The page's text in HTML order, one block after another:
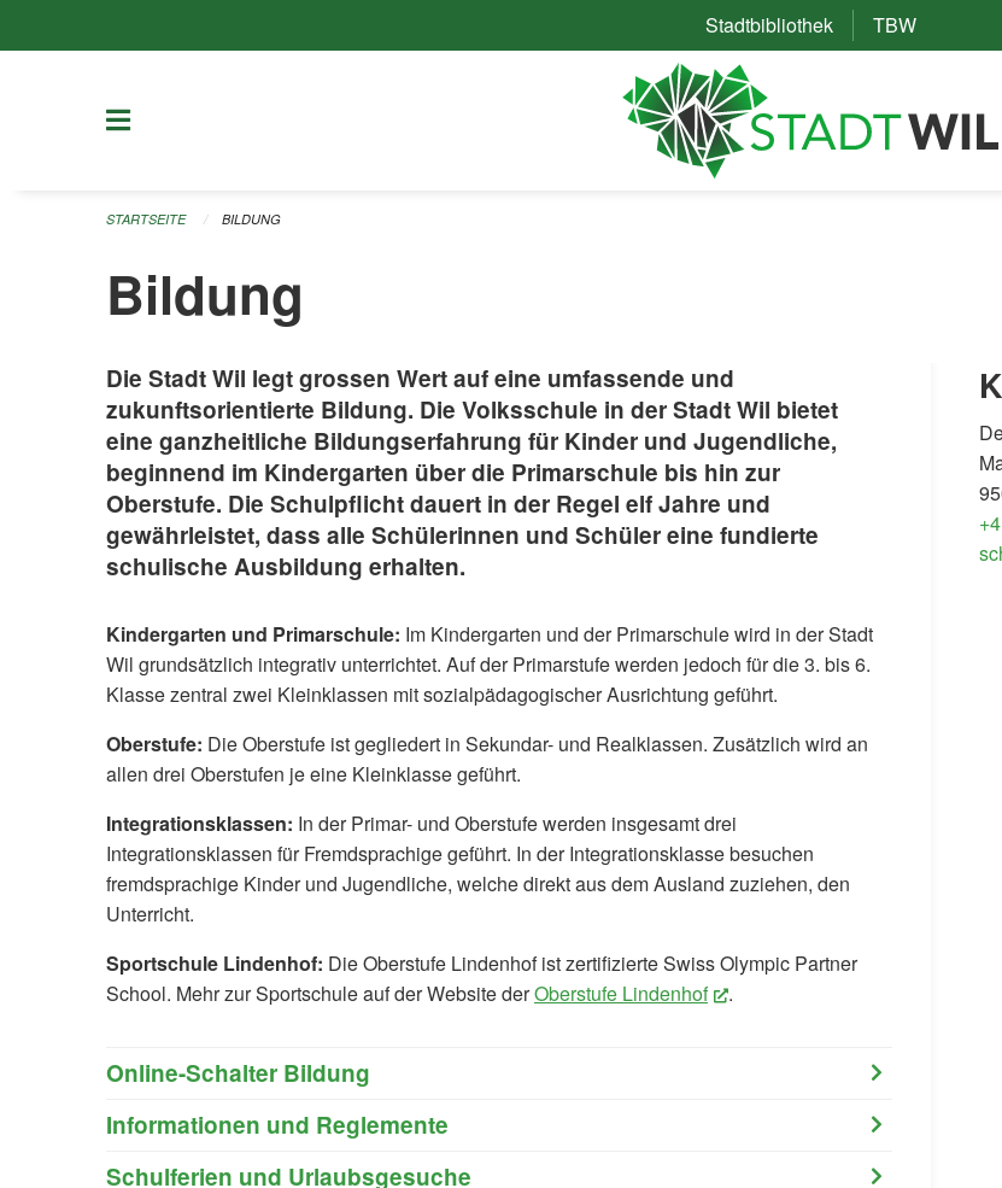
Stadtbibliothek(External Link)
TBW(External
STARTSEITE BILDUNG
Bildung
Die Stadt Wil legt grossen Wert auf eine umfassende und
zukunftsorientierte Bildung. Die Volksschule in der Stadt Wil bietet
eine ganzheitliche Bildungserfahrung für Kinder und Jugendliche,
beginnend im Kindergarten über die Primarschule bis hin zur
Oberstufe. Die Schulpflicht dauert in der Regel elf Jahre und
gewährleistet, dass alle Schülerinnen und Schüler eine fundierte
schulische Ausbildung erhalten.
Kindergarten und Primarschule: Im Kindergarten und der Primarschule wird in der Stadt
Wil grundsätzlich integrativ unterrichtet. Auf der Primarstufe werden jedoch für die 3. bis 6.
Klasse zentral zwei Kleinklassen mit sozialpädagogischer Ausrichtung geführt.
Oberstufe: Die Oberstufe ist gegliedert in Sekundar- und Realklassen. Zusätzlich wird an
allen drei Oberstufen je eine Kleinklasse geführt.
Integrationsklassen: In der Primar- und Oberstufe werden insgesamt drei
Integrationsklassen für Fremdsprachige geführt. In der Integrationsklasse besuchen
fremdsprachige Kinder und Jugendliche, welche direkt aus dem Ausland zuziehen, den
Unterricht.
Sportschule Lindenhof: Die Oberstufe Lindenhof ist zertifizierte Swiss Olympic Partner
School. Mehr zur Sportschule auf der Website derOberstufe Lindenhof (External Link)
.
Online-Schalter Bildung
Informationen und Reglemente
Schulferien und Urlaubsgesuche